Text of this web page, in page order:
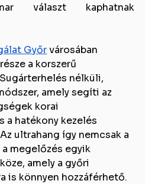
választ kaphatnak
Győr városában
a korszerű
nélküli,
amely segíti az
korai
a hatékony kezelés
ultrahang így nemcsak a
megelőzés egyik
amely a győri
is könnyen hozzáférhető.